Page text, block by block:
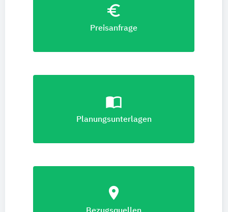
euro_symbol
Preisanfrage
import_contacts
Planungsunterlagen
location_on